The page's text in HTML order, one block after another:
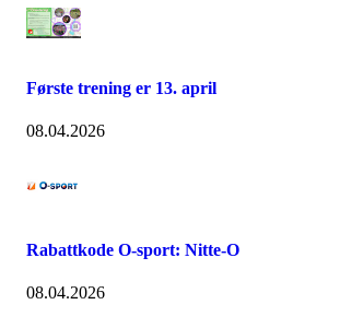
Første trening er 13. april
08.04.2026
Rabattkode O-sport: Nitte-O
08.04.2026